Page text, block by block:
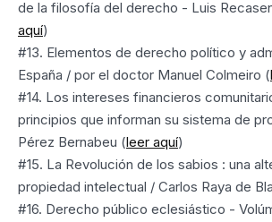
de la filosofía del derecho - Luis
aquí)
#13. Elementos de derecho político y
España / por el doctor Manuel Colmeiro (
#14. Los intereses financieros
principios que informan su sistema de
Pérez Bernabeu (leer aquí)
#15. La Revolución de los sabios : una
propiedad intelectual / Carlos Raya de
#16. Derecho público eclesiástico -